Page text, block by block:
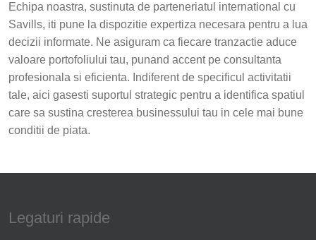
Echipa noastra, sustinuta de parteneriatul international cu
Savills, iti pune la dispozitie expertiza necesara pentru a lua
decizii informate. Ne asiguram ca fiecare tranzactie aduce
valoare portofoliului tau, punand accent pe consultanta
profesionala si eficienta. Indiferent de specificul activitatii
tale, aici gasesti suportul strategic pentru a identifica spatiul
care sa sustina cresterea businessului tau in cele mai bune
conditii de piata.
Legaturi rapide